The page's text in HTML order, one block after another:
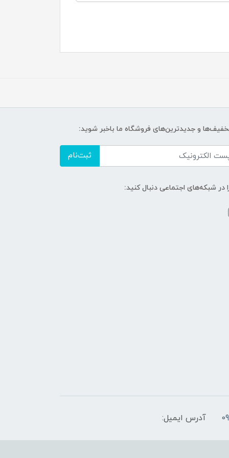
و جدیدترین‌های فروشگاه ما باخبر شوید:
ثبت‌نام
در شبکه‌های اجتماعی دنبال کنید:
آدرس ایمیل: